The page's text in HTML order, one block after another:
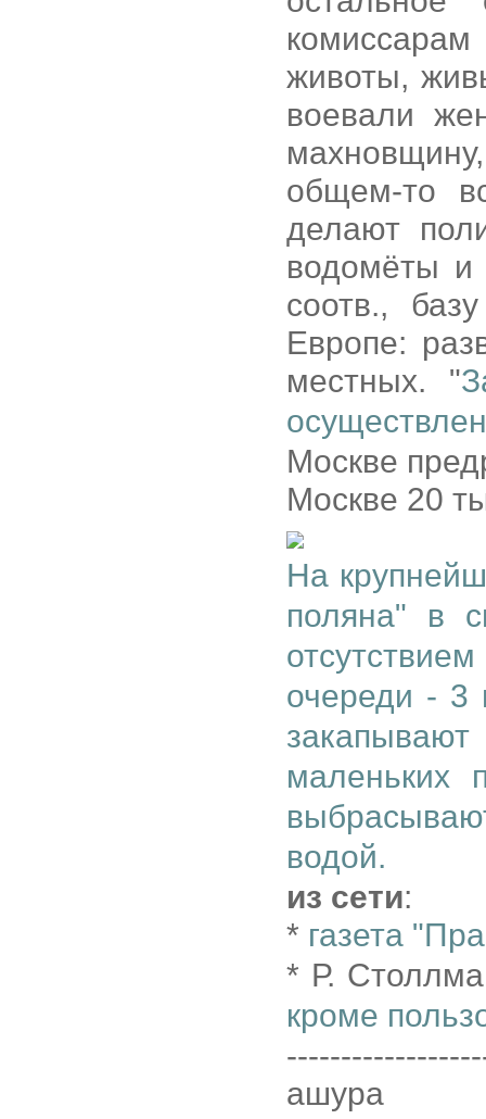
животы,
воевали
общем-то
делают
водомёты и
соотв.,
Европе:
местных. "
Москве
Москве 20
На
поляна" в
очереди - 3
маленьких
водой.
из сети:
* газета
* Р.
кроме
ашура